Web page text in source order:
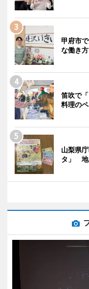
甲府市
な働き
笛吹で
料理の
山梨県
タ」 地